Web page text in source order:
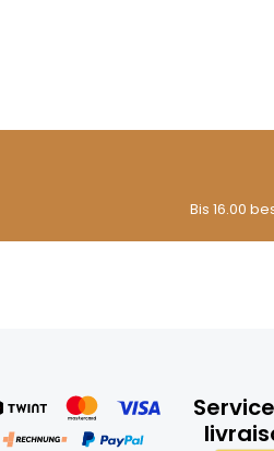
Bis 16.00